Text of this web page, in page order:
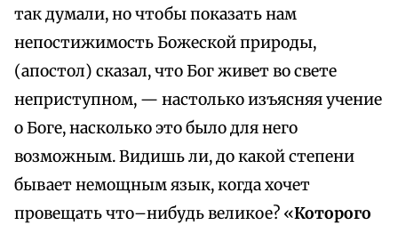
так думали, но чтобы показать нам
непостижимость Божеской природы,
(апостол) сказал, что Бог живет во свете
неприступном, — настолько изъясняя учение
о Боге, насколько это было для него
возможным. Видишь ли, до какой степени
бывает немощным язык, когда хочет
провещать что–нибудь великое? «Которого